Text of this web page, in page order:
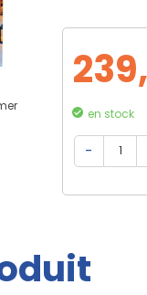
en stock